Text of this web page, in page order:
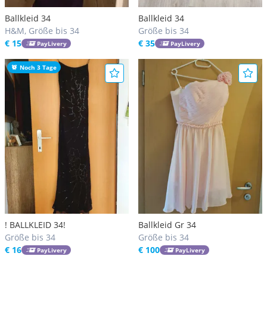
Ballkleid 34
H&M, Größe bis 34
€ 15
PayLivery
Ballkleid 34
Größe bis 34
€ 35
PayLivery
Noch 3 Tage
! BALLKLEID 34!
Größe bis 34
€ 16
PayLivery
Ballkleid Gr 34
Größe bis 34
€ 100
PayLivery